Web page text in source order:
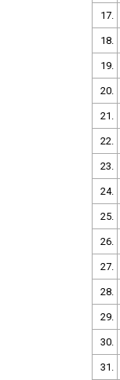
17.
18.
19.
20.
21.
22.
23.
24.
25.
26.
27.
28.
29.
30.
31.